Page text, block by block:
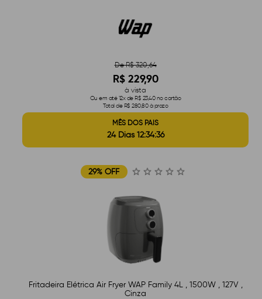
De R$ 320,64
R$ 229,90
à vista
Ou em até 12x de R$ 23,40 no cartão
Total de R$ 280,80 à prazo
MÊS DOS PAIS
24 Dias 12:34:35
29% OFF
Fritadeira Elétrica Air Fryer WAP Family 4L , 1500W , 127V ,
Cinza